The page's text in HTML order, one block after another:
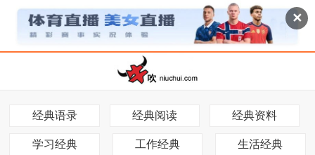
✕
经典语录 经典阅读 经典资料
学习经典 工作经典 生活经典